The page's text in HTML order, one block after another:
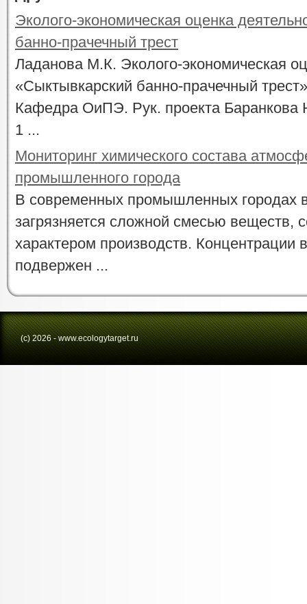
Эколого-экономическая оценка
банно-прачечный трест
Ладанова М.К. Эколого-экономическая
«Сыктывкарский банно-прачечный
Кафедра ОиПЭ. Рук. проекта Баранкова
1 ...
Мониторинг химического состава
промышленного города
В современных промышленных городах
загрязняется сложной смесью веществ,
характером производств. Концентрации
подвержен ...
(с) 2026 - www.ecologytarget.ru